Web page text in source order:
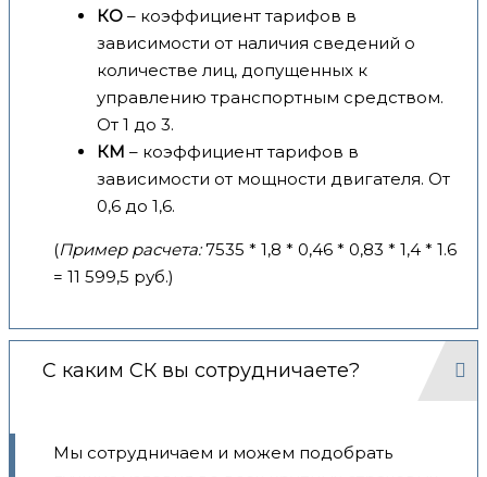
КО – коэффициент тарифов в
зависимости от наличия сведений о
количестве лиц, допущенных к
управлению транспортным средством.
От 1 до 3.
КМ – коэффициент тарифов в
зависимости от мощности двигателя. От
0,6 до 1,6.
(Пример расчета:7535 * 1,8 * 0,46 * 0,83 * 1,4 * 1.6
= 11 599,5 руб.)
С каким СК вы сотрудничаете?
Мы сотрудничаем и можем подобрать